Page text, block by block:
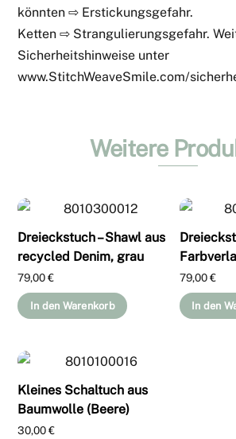
könnten ⇨ Erstickungsgefahr.
Ketten ⇨ Strangulierungsgefahr.
Sicherheitshinweise unter
www.StitchWeaveSmile.com/
Weitere
Dreieckstuch – Shawl aus
recycled Denim, grau
79,00€
In den Warenkorb
79,00€
In den
Kleines Schaltuch aus
Baumwolle (Beere)
30,00€